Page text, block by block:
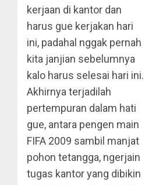
kerjaan di kantor dan
harus gue kerjakan hari
ini, padahal nggak pernah
kita janjian sebelumnya
kalo harus selesai hari ini.
Akhirnya terjadilah
pertempuran dalam hati
gue, antara pengen main
FIFA 2009 sambil manjat
pohon tetangga, ngerjain
tugas kantor yang dibikin